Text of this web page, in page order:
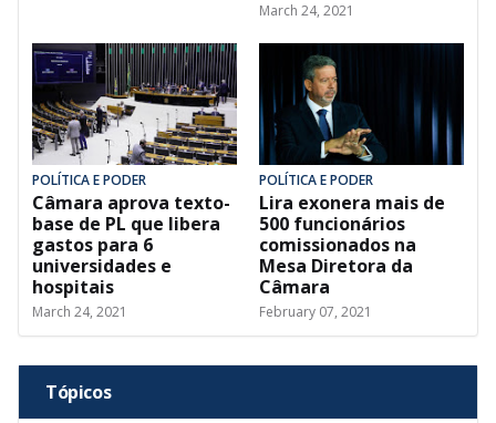
March 24, 2021
POLÍTICA E PODER
Câmara aprova texto-
base de PL que libera
gastos para 6
universidades e
hospitais
March 24, 2021
POLÍTICA E PODER
Lira exonera mais de
500 funcionários
comissionados na
Mesa Diretora da
Câmara
February 07, 2021
Tópicos